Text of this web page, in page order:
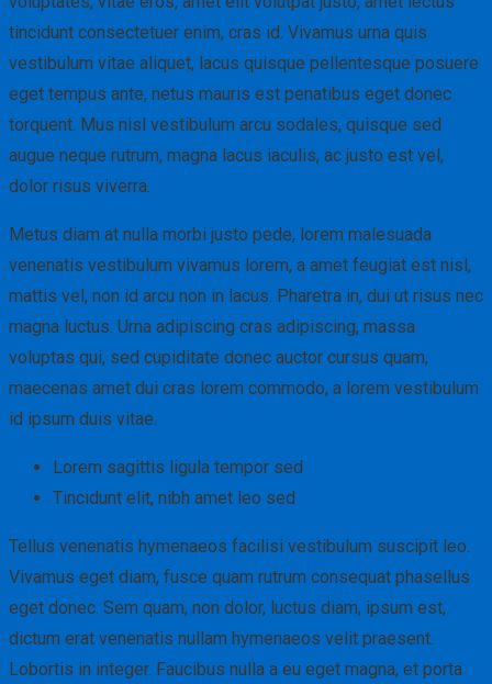
tincidunt consectetuer enim, cras id. Vivamus urna quis
vestibulum vitae aliquet, lacus quisque pellentesque posuere
eget tempus ante, netus mauris est penatibus eget donec
torquent. Mus nisl vestibulum arcu sodales, quisque sed
augue neque rutrum, magna lacus iaculis, ac justo est vel,
dolor risus viverra.
Metus diam at nulla morbi justo pede, lorem malesuada
venenatis vestibulum vivamus lorem, a amet feugiat est nisl,
mattis vel, non id arcu non in lacus. Pharetra in, dui ut risus nec
magna luctus. Urna adipiscing cras adipiscing, massa
voluptas qui, sed cupiditate donec auctor cursus quam,
maecenas amet dui cras lorem commodo, a lorem vestibulum
id ipsum duis vitae.
Lorem sagittis ligula tempor sed
Tincidunt elit, nibh amet leo sed
Tellus venenatis hymenaeos facilisi vestibulum suscipit leo.
Vivamus eget diam, fusce quam rutrum consequat phasellus
eget donec. Sem quam, non dolor, luctus diam, ipsum est,
dictum erat venenatis nullam hymenaeos velit praesent.
Lobortis in integer. Faucibus nulla a eu eget magna, et porta